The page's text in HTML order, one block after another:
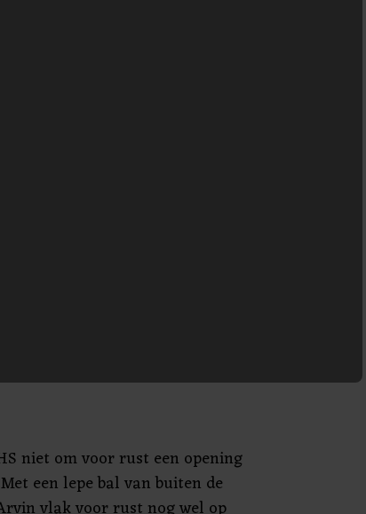
niet om voor rust een opening
een lepe bal van buiten de